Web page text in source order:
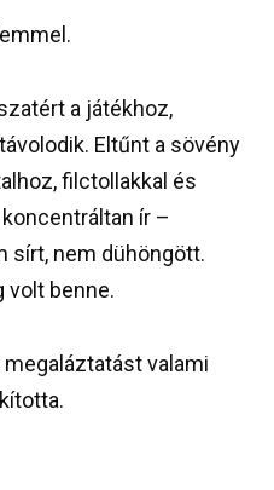
a játékhoz,
Eltűnt a sövény
filctollakkal és
ír –
sírt, nem dühöngött.
volt benne.
valami